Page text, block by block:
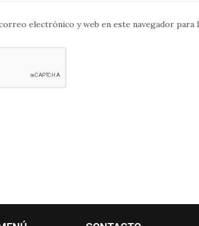
electrónico y web en este navegador para